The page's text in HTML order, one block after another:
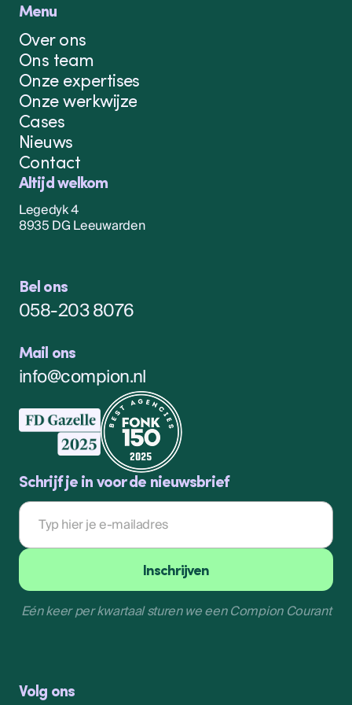
Menu
Over ons
Ons team
Onze expertises
Onze werkwijze
Cases
Nieuws
Contact
Altijd welkom
Legedyk 4
8935 DG Leeuwarden
Bel ons
058-203 8076
Mail ons
info@compion.nl
Schrijf je in voor de nieuwsbrief
E-
mailadres
Inschrijven
Inschrijven
Eén keer per kwartaal sturen we een Compion Courant
Volg ons